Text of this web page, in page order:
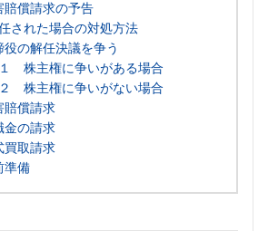
償請求の予告
された場合の対処方法
の解任決議を争う
株主権に争いがある場合
株主権に争いがない場合
償請求
の請求
取請求
準備